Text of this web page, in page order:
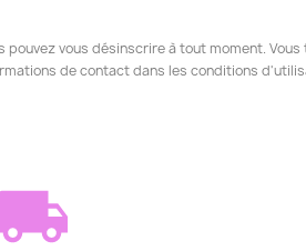
pouvez vous désinscrire à tout moment.
de contact dans les conditions